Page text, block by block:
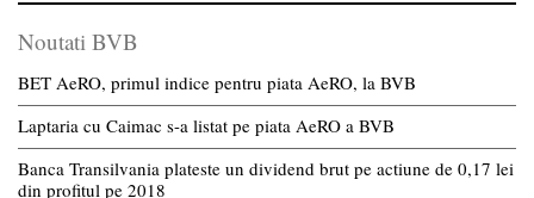
Noutati BVB
BET AeRO, primul indice pentru piata AeRO, la BVB
Laptaria cu Caimac s-a listat pe piata AeRO a BVB
Banca Transilvania plateste un dividend brut pe actiune de 0,17 lei
din profitul pe 2018